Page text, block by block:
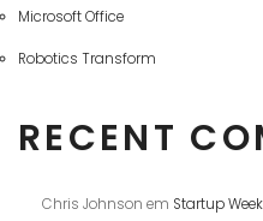
Microsoft Office
Robotics Transform
RECENT
Chris Johnson em Startup